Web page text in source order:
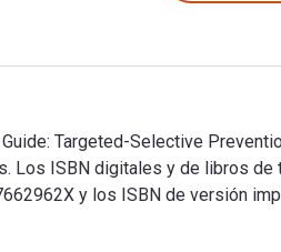
Targeted-Selective
Los ISBN digitales y de libros
y los ISBN de versión